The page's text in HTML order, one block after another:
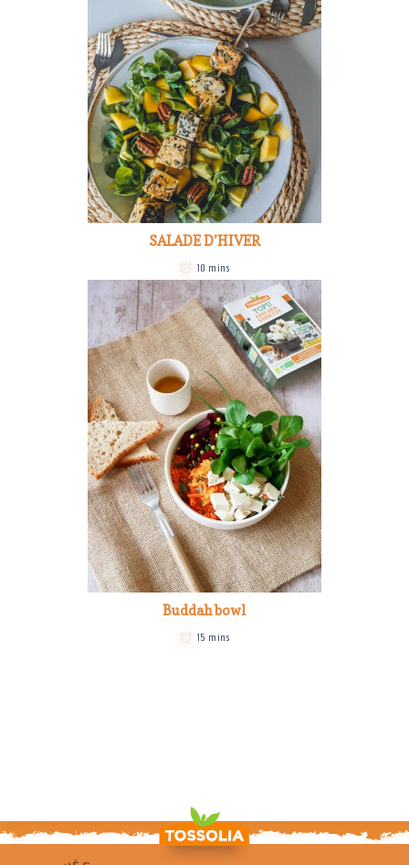
SALADE D’HIVER
10 mins
Buddah bowl
15 mins